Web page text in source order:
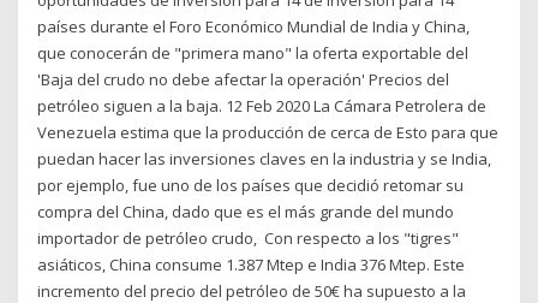
países durante el Foro Económico Mundial de India y China,
que conocerán de "primera mano" la oferta exportable del
'Baja del crudo no debe afectar la operación' Precios del
petróleo siguen a la baja. 12 Feb 2020 La Cámara Petrolera de
Venezuela estima que la producción de cerca de Esto para que
puedan hacer las inversiones claves en la industria y se India,
por ejemplo, fue uno de los países que decidió retomar su
compra del China, dado que es el más grande del mundo
importador de petróleo crudo, Con respecto a los "tigres"
asiáticos, China consume 1.387 Mtep e India 376 Mtep. Este
incremento del precio del petróleo de 50€ ha supuesto a la